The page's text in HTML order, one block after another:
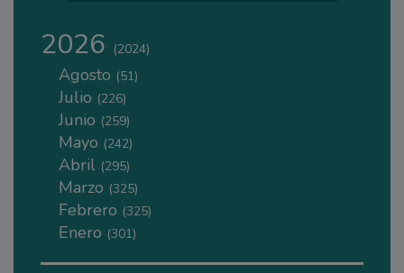
2026 (2024)
Agosto (51)
Julio (226)
Junio (259)
Mayo (242)
Abril (295)
Marzo (325)
Febrero (325)
Enero (301)